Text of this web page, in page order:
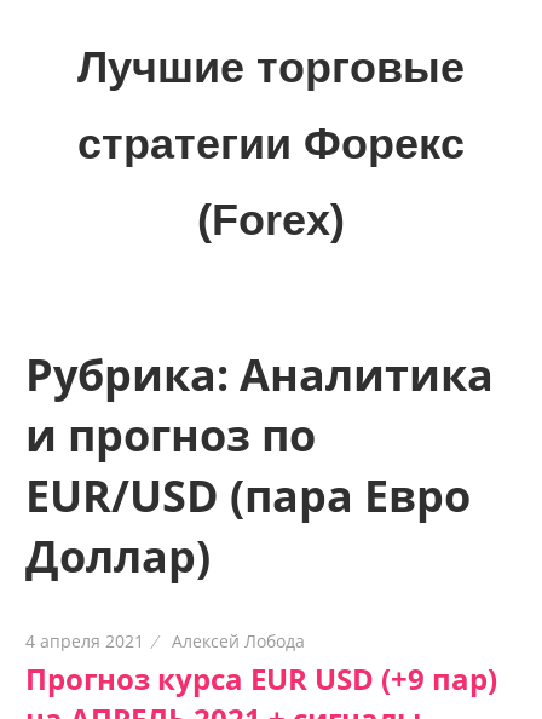
Лучшие торговые
стратегии Форекс
(Forex)
трейдеров
на
рынках:
стратегии,
сигналы,
новости…
Рубрика:Аналитика
и прогноз по
EUR/USD (пара Евро
Доллар)
4 апреля 2021 Алексей Лобода
Прогноз курса EUR USD (+9 пар)